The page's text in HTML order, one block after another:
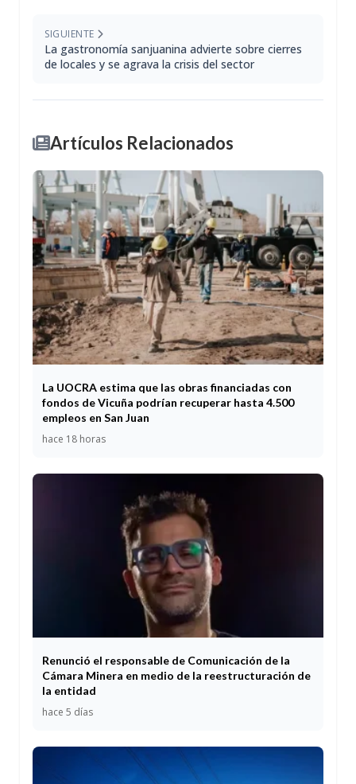
SIGUIENTE
La gastronomía sanjuanina advierte sobre cierres
de locales y se agrava la crisis del sector
Artículos Relacionados
La UOCRA estima que las obras financiadas con
fondos de Vicuña podrían recuperar hasta 4.500
empleos en San Juan
hace 18 horas
Renunció el responsable de Comunicación de la
Cámara Minera en medio de la reestructuración de
la entidad
hace 5 días